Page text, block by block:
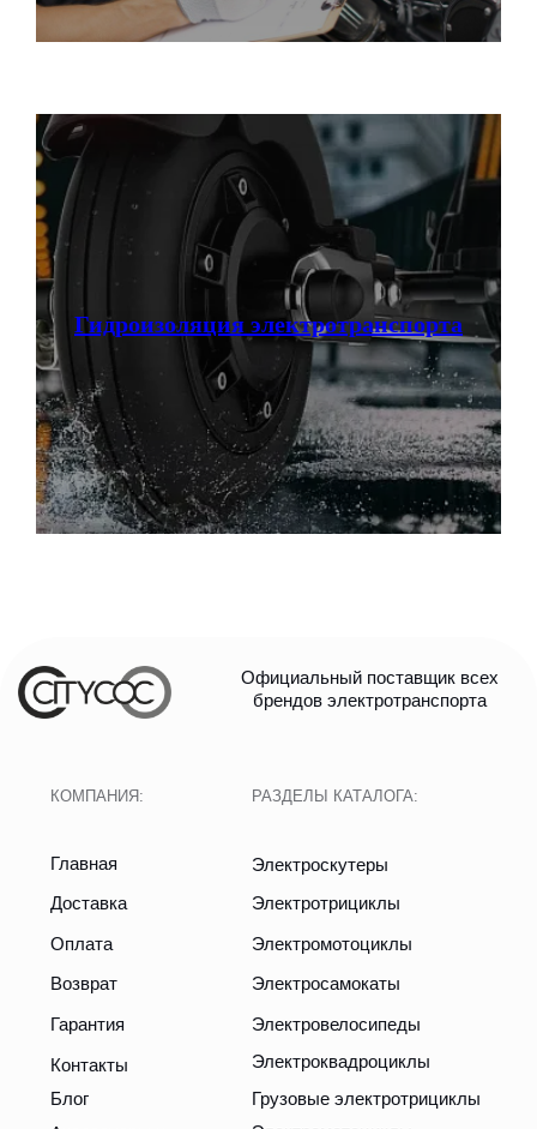
Гидроизоляция электротранспорта
© CityCoCo Russia Operating Company, LLC. 2019–2026
Ростовское Шоссе 11/4
Вся представленная на сайте информация, носит информационный характер и ни при каких
условиях не является публичной офертой, определяемой положениями Статьи 437(2)
Гражданского кодекса РФ.